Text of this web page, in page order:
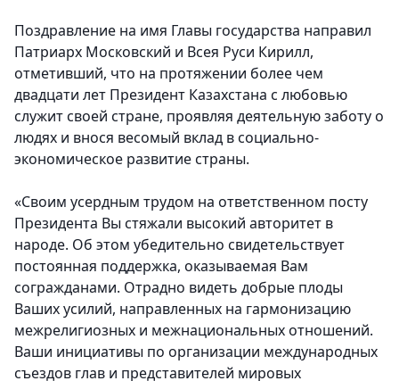
Поздравление на имя Главы государства направил
Патриарх Московский и Всея Руси Кирилл,
отметивший, что на протяжении более чем
двадцати лет Президент Казахстана с любовью
служит своей стране, проявляя деятельную заботу о
людях и внося весомый вклад в социально-
экономическое развитие страны.
«Своим усердным трудом на ответственном посту
Президента Вы стяжали высокий авторитет в
народе. Об этом убедительно свидетельствует
постоянная поддержка, оказываемая Вам
согражданами. Отрадно видеть добрые плоды
Ваших усилий, направленных на гармонизацию
межрелигиозных и межнациональных отношений.
Ваши инициативы по организации международных
съездов глав и представителей мировых